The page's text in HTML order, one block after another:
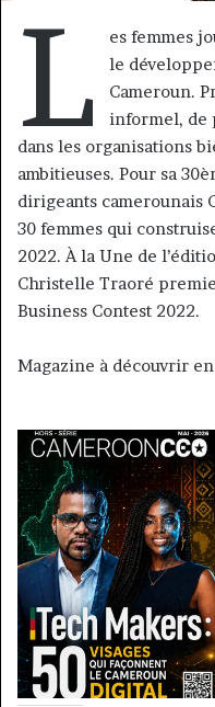
L
es femmes
le
Cameroun.
informel, de
dans les organisations
ambitieuses. Pour sa
dirigeants camerounais
30 femmes qui
2022. À la Une de
Christelle Traoré
Business Contest 2022.
Magazine à découvrir